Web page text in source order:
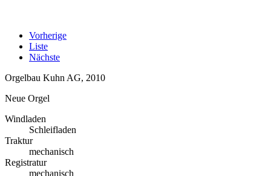
Vorherige
Liste
Nächste
Orgelbau Kuhn AG, 2010
Neue Orgel
Windladen
Schleifladen
Traktur
mechanisch
Registratur
mechanisch